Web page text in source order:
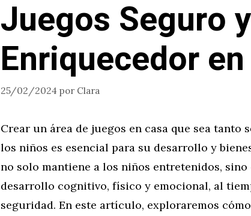
Juegos Seguro y
Enriquecedor
25/02/2024 por Clara
Crear un área de juegos en casa que sea tanto
los niños es esencial para su desarrollo y
no solo mantiene a los niños entretenidos,
desarrollo cognitivo, físico y emocional, al
seguridad. En este artículo, exploraremos